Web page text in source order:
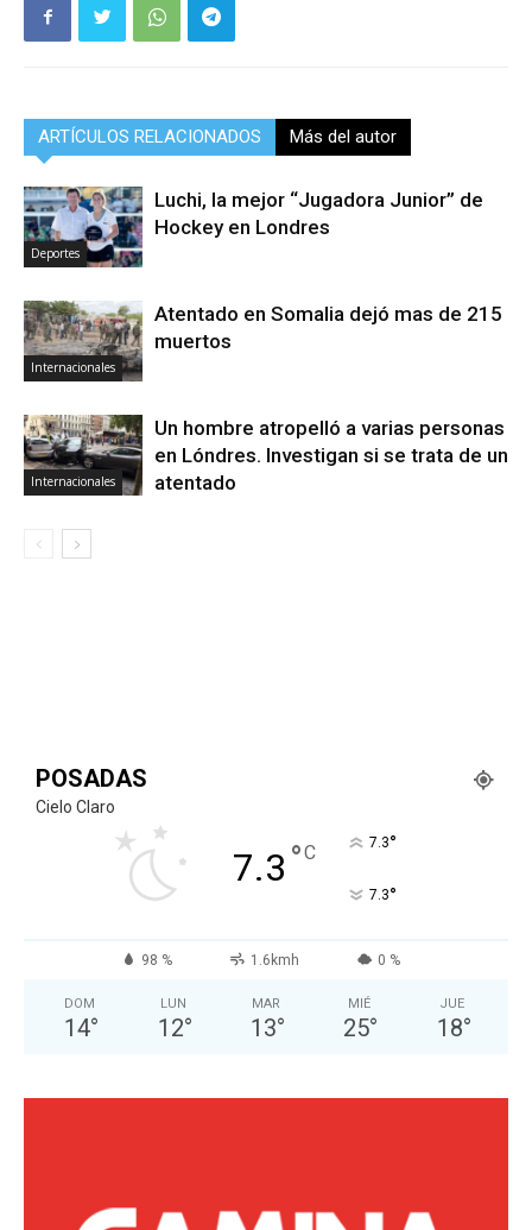
ARTÍCULOS RELACIONADOS Más del autor
Deportes
Luchi, la mejor “Jugadora Junior” de
Hockey en Londres
Internacionales
Atentado en Somalia dejó mas de 215
muertos
Internacionales
Un hombre atropelló a varias personas
en Lóndres. Investigan si se trata de un
atentado
POSADAS
Cielo Claro
7.3 °C 7.3°
7.3°
98 % 1.6kmh 0 %
DOM
14°
LUN
12°
MAR
13°
MIÉ
25°
JUE
18°